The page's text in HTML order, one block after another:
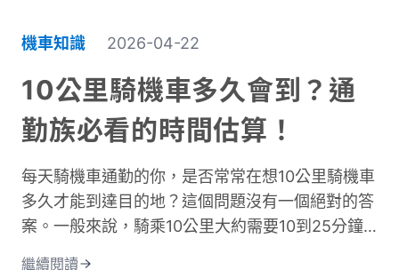
帶你了解如何挑選適合的防曬外套，讓你在烈日下
騎車依然保持舒適，不再當冤大頭。
機車知識 2026-04-22
10公里騎機車多久會到？通
勤族必看的時間估算！
每天騎機車通勤的你，是否常常在想10公里騎機車
多久才能到達目的地？這個問題沒有一個絕對的答
案。一般來說，騎乘10公里大約需要10到25分鐘
繼續閱讀